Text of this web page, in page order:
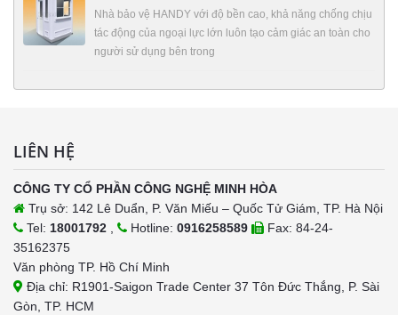
Nhà bảo vệ HANDY với độ bền cao, khả năng chống chịu
tác động của ngoại lực lớn luôn tạo cảm giác an toàn cho
người sử dụng bên trong
LIÊN HỆ
CÔNG TY CỔ PHẦN CÔNG NGHỆ MINH HÒA
Trụ sở: 142 Lê Duẩn, P. Văn Miếu – Quốc Tử Giám, TP. Hà Nội
Tel: 18001792 Hotline: 0916258589
Fax: 84-24-
35162375
Văn phòng TP. Hồ Chí Minh
Địa chỉ: R1901-Saigon Trade Center 37 Tôn Đức Thắng, P. Sài
Gòn, TP. HCM